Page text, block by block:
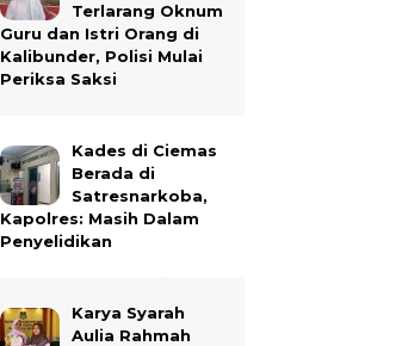
Terlarang Oknum
Guru dan Istri Orang di
Kalibunder, Polisi Mulai
Periksa Saksi
Kades di Ciemas
Berada di
Satresnarkoba,
Kapolres: Masih Dalam
Penyelidikan
Karya Syarah
Aulia Rahmah